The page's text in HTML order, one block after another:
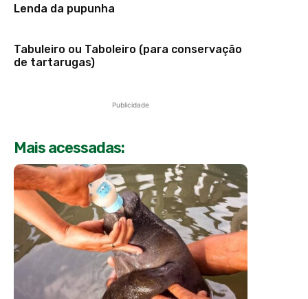
Lenda da pupunha
Tabuleiro ou Taboleiro (para conservação
de tartarugas)
Publicidade
Mais acessadas: